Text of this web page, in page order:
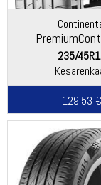
235/
129.53 €